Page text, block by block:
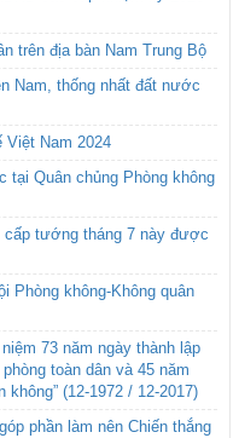
trên địa bàn Nam Trung Bộ
Nam, thống nhất đất nước
Việt Nam 2024
tại Quân chủng Phòng không
cấp tướng tháng 7 này được
Phòng không-Không quân
73 năm ngày thành lập
toàn dân và 45 năm
không” (12-1972 / 12-2017)
phần làm nên Chiến thắng